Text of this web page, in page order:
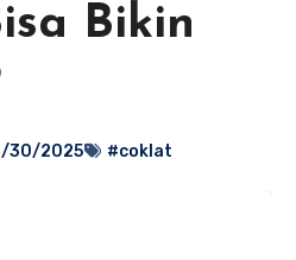
Bikin
30/2025 #coklat